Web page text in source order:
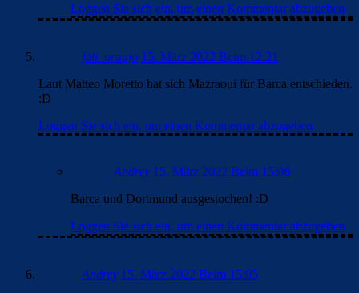
Loggen Sie sich ein, um einen Kommentar abzugeben
fati_araujo 15. März 2022 Beim 12:21
Laut Matteo Moretto hat sich Mazraoui für Barca entschieden.
:D
Loggen Sie sich ein, um einen Kommentar abzugeben
Andrey 15. März 2022 Beim 15:06
Barca und Dortmund ausgestochen! :D
Loggen Sie sich ein, um einen Kommentar abzugeben
Andrey 15. März 2022 Beim 15:05